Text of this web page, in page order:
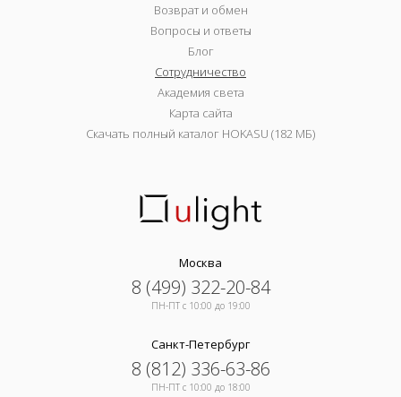
Возврат и обмен
Вопросы и ответы
Блог
Сотрудничество
Академия света
Карта сайта
Скачать полный каталог HOKASU (182 МБ)
Москва
8 (499) 322-20-84
ПН-ПТ c 10:00 до 19:00
Санкт-Петербург
8 (812) 336-63-86
ПН-ПТ c 10:00 до 18:00